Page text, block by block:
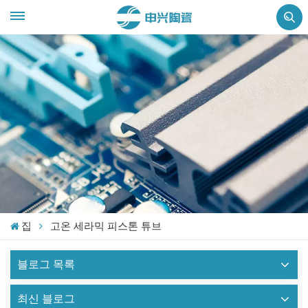
집 고온 세라믹 피스톤 튜브
블로그 목록
최신 블로그